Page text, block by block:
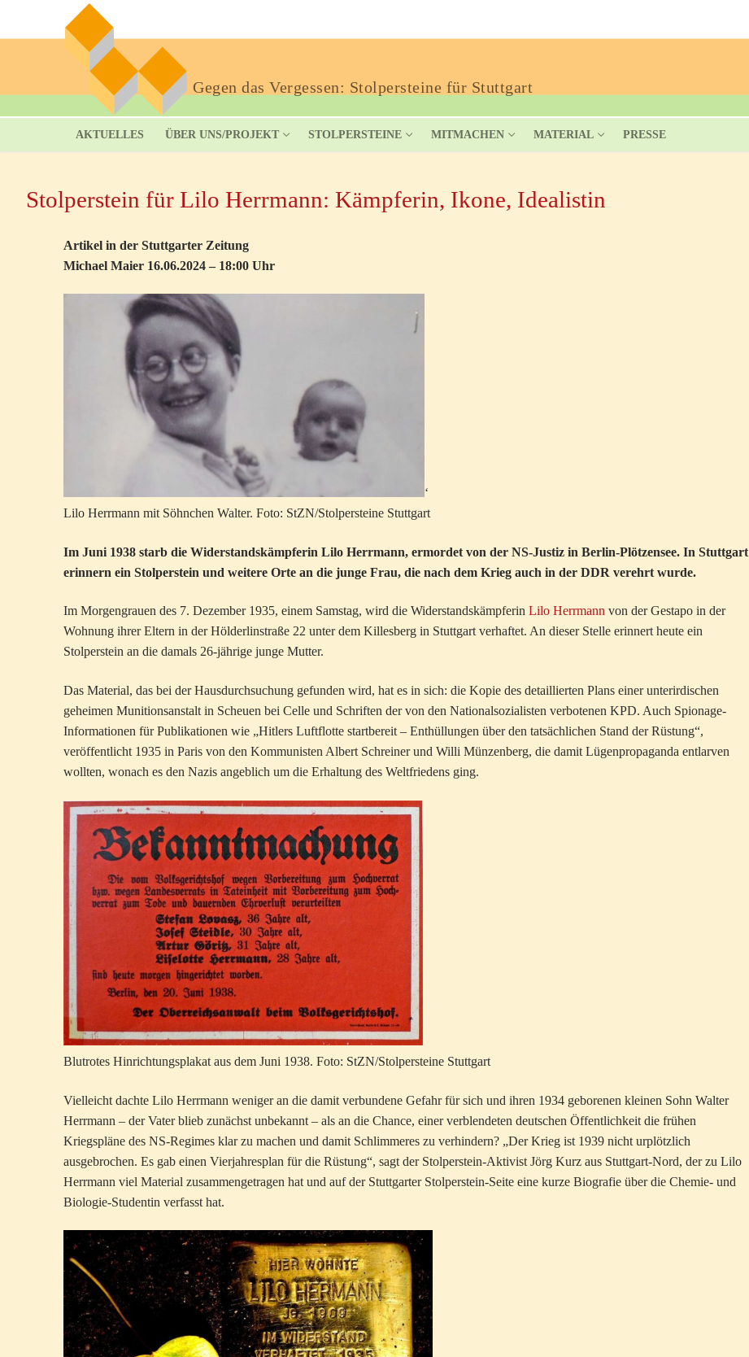
Gegen das Vergessen: Stolpersteine für Stuttgart
AKTUELLES ÜBER UNS/PROJEKT STOLPERSTEINE MITMACHEN MATERIAL PRESSE
Stolperstein für Lilo Herrmann: Kämpferin, Ikone, Idealistin
Artikel in der Stuttgarter Zeitung
Michael Maier 16.06.2024 – 18:00 Uhr
‘
Lilo Herrmann mit Söhnchen Walter. Foto: StZN/Stolpersteine Stuttgart
Im Juni 1938 starb die Widerstandskämpferin Lilo Herrmann, ermordet von der NS-Justiz in Berlin-Plötzensee. In Stuttgart
erinnern ein Stolperstein und weitere Orte an die junge Frau, die nach dem Krieg auch in der DDR verehrt wurde.
Im Morgengrauen des 7. Dezember 1935, einem Samstag, wird die Widerstandskämpferin Lilo Herrmann von der Gestapo in der
Wohnung ihrer Eltern in der Hölderlinstraße 22 unter dem Killesberg in Stuttgart verhaftet. An dieser Stelle erinnert heute ein
Stolperstein an die damals 26-jährige junge Mutter.
Das Material, das bei der Hausdurchsuchung gefunden wird, hat es in sich: die Kopie des detaillierten Plans einer unterirdischen
geheimen Munitionsanstalt in Scheuen bei Celle und Schriften der von den Nationalsozialisten verbotenen KPD. Auch Spionage-
Informationen für Publikationen wie „Hitlers Luftflotte startbereit – Enthüllungen über den tatsächlichen Stand der Rüstung“,
veröffentlicht 1935 in Paris von den Kommunisten Albert Schreiner und Willi Münzenberg, die damit Lügenpropaganda entlarven
wollten, wonach es den Nazis angeblich um die Erhaltung des Weltfriedens ging.
Blutrotes Hinrichtungsplakat aus dem Juni 1938. Foto: StZN/Stolpersteine Stuttgart
Vielleicht dachte Lilo Herrmann weniger an die damit verbundene Gefahr für sich und ihren 1934 geborenen kleinen Sohn Walter
Herrmann – der Vater blieb zunächst unbekannt – als an die Chance, einer verblendeten deutschen Öffentlichkeit die frühen
Kriegspläne des NS-Regimes klar zu machen und damit Schlimmeres zu verhindern? „Der Krieg ist 1939 nicht urplötzlich
ausgebrochen. Es gab einen Vierjahresplan für die Rüstung“, sagt der Stolperstein-Aktivist Jörg Kurz aus Stuttgart-Nord, der zu Lilo
Herrmann viel Material zusammengetragen hat und auf der Stuttgarter Stolperstein-Seite eine kurze Biografie über die Chemie- und
Biologie-Studentin verfasst hat.